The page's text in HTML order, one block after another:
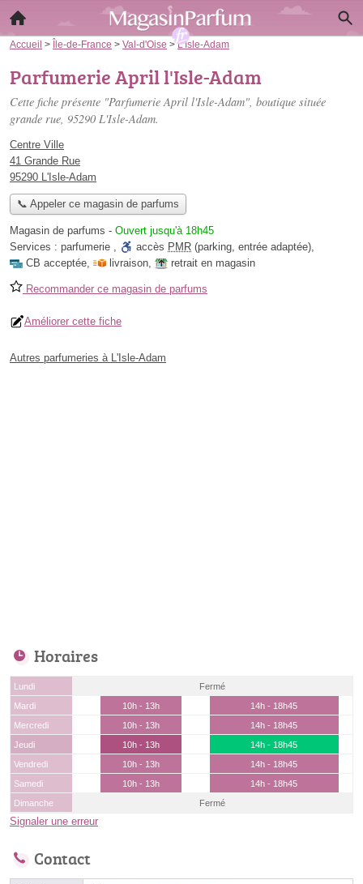
Accueil > Île-de-France > Val-d'Oise >L'Isle-Adam
Parfumerie April l'Isle-Adam
Cette fiche présente "Parfumerie April l'Isle-Adam", boutique située
grande rue, 95290 L'Isle-Adam.
Centre Ville
41 Grande Rue
95290 L'Isle-Adam
📞 Appeler ce magasin de parfums
Magasin de parfums - Ouvert jusqu'à 18h45
Services : parfumerie , accès PMR (parking, entrée adaptée),
CB acceptée, livraison, retrait en magasin
Recommander ce magasin de parfums
Améliorer cette fiche
Autres parfumeries à L'Isle-Adam
Horaires
Lundi
Fermé
Mardi
10h - 13h
14h - 18h45
Mercredi
10h - 13h
14h - 18h45
Jeudi
10h - 13h
14h - 18h45
Vendredi
10h - 13h
14h - 18h45
Samedi
10h - 13h
14h - 18h45
Dimanche
Fermé
Signaler une erreur
Contact